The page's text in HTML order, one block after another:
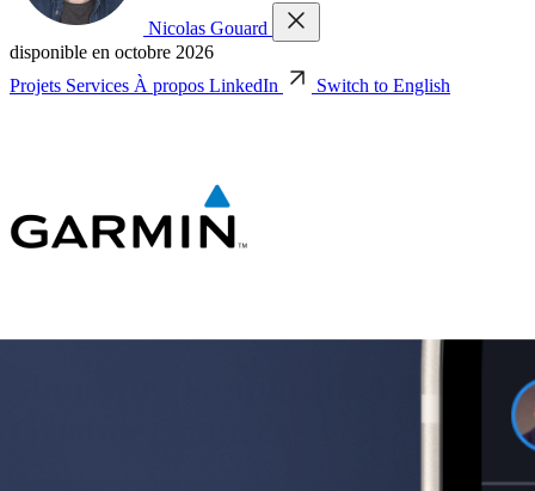
Nicolas Gouard
disponible en octobre 2026
Projets Services À propos LinkedIn Switch to English
Simplifier l'application mobile